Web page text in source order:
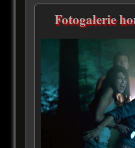
Fotogalerie